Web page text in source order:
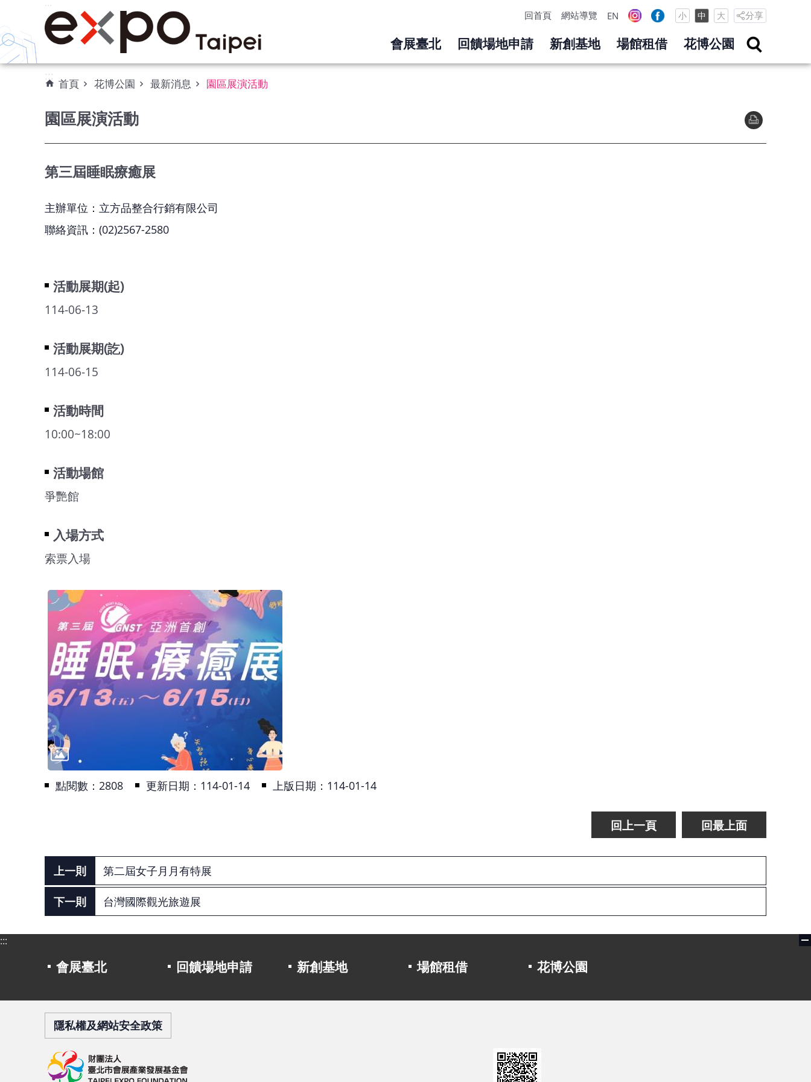
跳到主要內容區塊
:::
回首頁 網站導覽 EN 小 中 大 分享
會展臺北 回饋場地申請 新創基地 場館租借 花博公園
:::
首頁 花博公園 最新消息 園區展演活動
園區展演活動
第三屆睡眠療癒展
主辦單位：立方品整合行銷有限公司
聯絡資訊：(02)2567-2580
活動展期(起)
114-06-13
活動展期(訖)
114-06-15
活動時間
10:00~18:00
活動場館
爭艷館
入場方式
索票入場
點閱數： 2808 更新日期：114-01-14 上版日期：114-01-14
回上一頁 回最上面
第二屆女子月月有特展
台灣國際觀光旅遊展
:::
會展臺北 回饋場地申請 新創基地 場館租借 花博公園
隱私權及網站安全政策